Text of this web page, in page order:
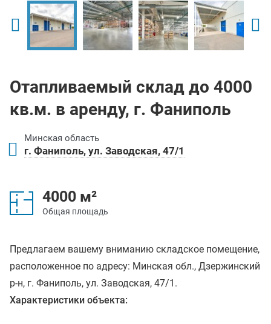
Отапливаемый склад до 4000
кв.м. в аренду, г. Фаниполь
Минская область
г. Фаниполь, ул. Заводская, 47/1
4000 м²
Общая площадь
Предлагаем вашему вниманию складское помещение,
расположенное по адресу: Минская обл., Дзержинский
р-н, г. Фаниполь, ул. Заводская, 47/1.
Характеристики объекта: